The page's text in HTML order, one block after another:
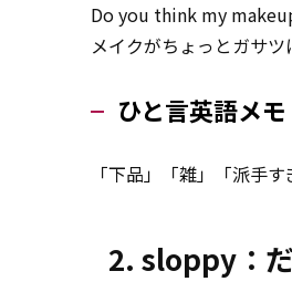
Do you think my
メイクがちょっとガサツ
ひと言英語メモ
「下品」「雑」「派手
2. sloppy：